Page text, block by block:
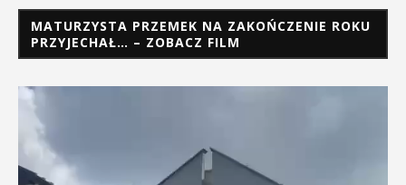
MATURZYSTA PRZEMEK NA ZAKOŃCZENIE ROKU
PRZYJECHAŁ… – ZOBACZ FILM
Odtwarzacz